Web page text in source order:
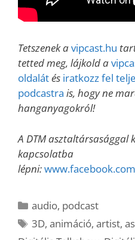
Tetszenek avipcast.hu
tetted meg, lájkold a
oldalátés iratkozz fel
podcastra is, hogy ne
hanganyagokról!
A DTM asztaltársasággal
kapcsolatba
lépni:
Kategória
audio, podcast
Címkék
3D,animáció,artist,